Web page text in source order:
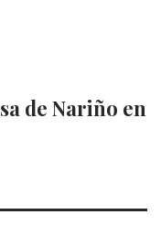
de Nariño en